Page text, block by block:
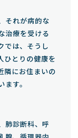
それが病的な
治療を受ける
では、そうし
ひとりの健康を
隣にお住まいの
す。
肺診断科、呼